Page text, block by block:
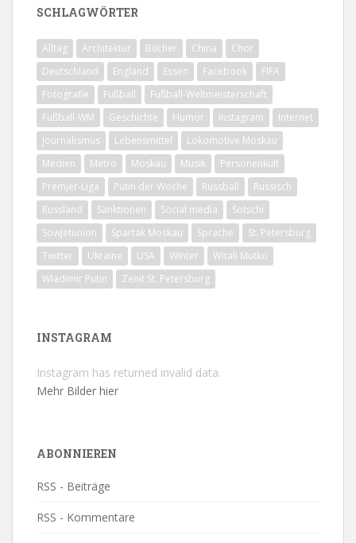
SCHLAGWÖRTER
Alltag Architektur Bücher China
Chor
Deutschland
England Essen Facebook
FIFA
Fotografie
Fußball
Fußball-Weltmeisterschaft
Fußball-WM
Geschichte Humor Instagram
Internet
Journalismus
Lebensmittel
Lokomotive Moskau
Medien
Metro Moskau Musik
Personenkult
Premjer-Liga
Putin der Woche Russball
Russisch
Russland
Sanktionen Social media
Sotschi
Sowjetunion
Spartak Moskau Sprache
St. Petersburg
Twitter
Ukraine USA Winter
Witali Mutko
Wladimir Putin
Zenit St. Petersburg
INSTAGRAM
Instagram has returned invalid data.
Mehr Bilder hier
ABONNIEREN
RSS - Beiträge
RSS - Kommentare